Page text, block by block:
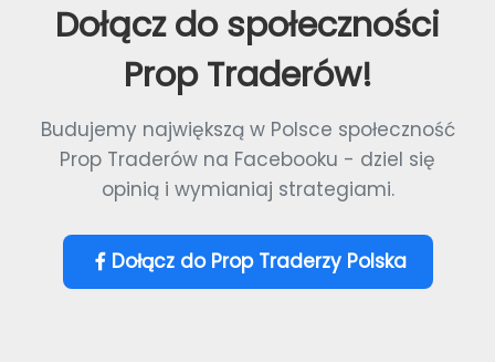
Dołącz do społeczności
Prop Traderów!
Budujemy największą w Polsce społeczność
Prop Traderów na Facebooku - dziel się
opinią i wymianiaj strategiami.
Dołącz do Prop Traderzy Polska